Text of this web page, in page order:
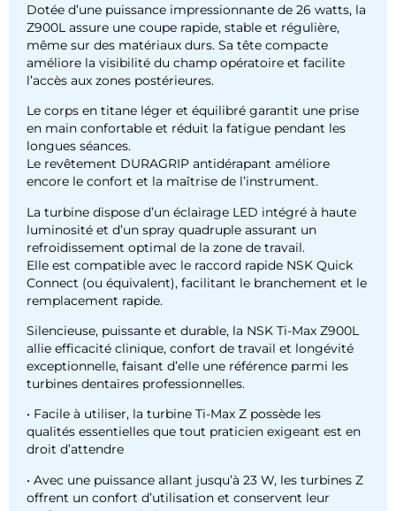
Dotée d’une puissance impressionnante de 26 watts, la
Z900L assure une coupe rapide, stable et régulière,
même sur des matériaux durs. Sa tête compacte
améliore la visibilité du champ opératoire et facilite
l’accès aux zones postérieures.
Le corps en titane léger et équilibré garantit une prise
en main confortable et réduit la fatigue pendant les
longues séances.
Le revêtement DURAGRIP antidérapant améliore
encore le confort et la maîtrise de l’instrument.
La turbine dispose d’un éclairage LED intégré à haute
luminosité et d’un spray quadruple assurant un
refroidissement optimal de la zone de travail.
Elle est compatible avec le raccord rapide NSK Quick
Connect (ou équivalent), facilitant le branchement et le
remplacement rapide.
Silencieuse, puissante et durable, la NSK Ti-Max Z900L
allie efficacité clinique, confort de travail et longévité
exceptionnelle, faisant d’elle une référence parmi les
turbines dentaires professionnelles.
• Facile à utiliser, la turbine Ti-Max Z possède les
qualités essentielles que tout praticien exigeant est en
droit d’attendre
• Avec une puissance allant jusqu’à 23 W, les turbines Z
offrent un confort d’utilisation et conservent leur